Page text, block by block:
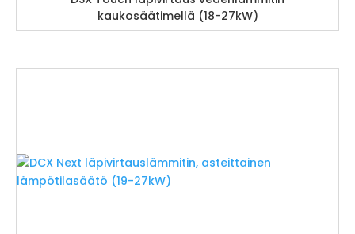
kaukosäätimellä (18-27kW)